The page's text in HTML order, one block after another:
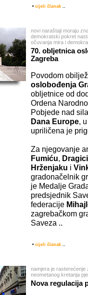
• cijeli članak ..
novi naraštaji moraju
demokratski pokret
očuvanja mira i
70. obljetnica
Zagreba
Povodom
oslobođenja
obljetnice od
Ordena
Pobjede nad
Dana Europe,
upriličena je
Za njegovanje
Fumiću,
Hrženjaku i
gradonačelnik
je Medalje
predsjednik
federacije
zagrebačkom
Saveza ..
• cijeli članak ..
namjera je rasterećenje
neometanog kretanja
Nova regulacija